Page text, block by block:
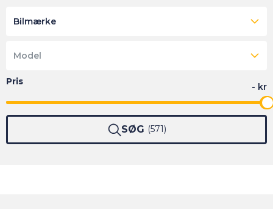
Bilmærke
Model
SØG 571